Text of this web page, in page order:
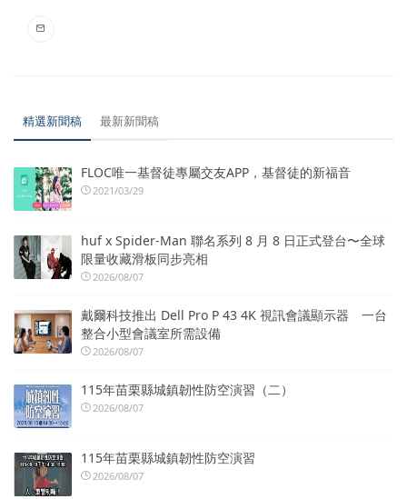
精選新聞稿 最新新聞稿
FLOC唯一基督徒專屬交友APP，基督徒的新福音
2021/03/29
huf x Spider-Man 聯名系列 8 月 8 日正式登台〜全球
限量收藏滑板同步亮相
2026/08/07
戴爾科技推出 Dell Pro P 43 4K 視訊會議顯示器 一台
整合小型會議室所需設備
2026/08/07
115年苗栗縣城鎮韌性防空演習（二）
2026/08/07
115年苗栗縣城鎮韌性防空演習
2026/08/07